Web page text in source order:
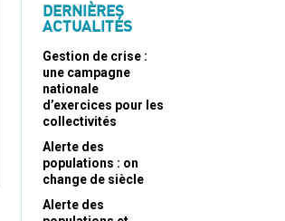
DERNIÈRES
ACTUALITÉS
Gestion de crise :
une campagne
nationale
d’exercices pour les
collectivités
Alerte des
populations : on
change de siècle
Alerte des